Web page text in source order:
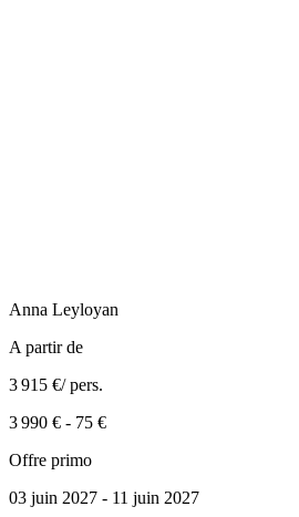
Anna Leyloyan
A partir de
3 915 €/ pers.
3 990 € - 75 €
Offre primo
03 juin 2027 - 11 juin 2027